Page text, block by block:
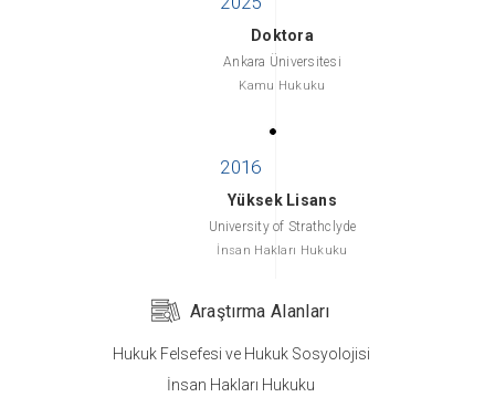
Doktora
Ankara Üniversitesi
Kamu Hukuku
Yüksek Lisans
University of Strathclyde
İnsan Hakları Hukuku
Lisans
Ankara Üniversitesi
Araştırma Alanları
Hukuk Felsefesi ve Hukuk Sosyolojisi
İnsan Hakları Hukuku